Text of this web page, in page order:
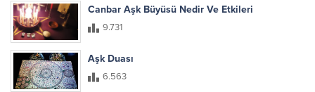
Canbar Aşk Büyüsü Nedir Ve Etkileri
9.731
Aşk Duası
6.563